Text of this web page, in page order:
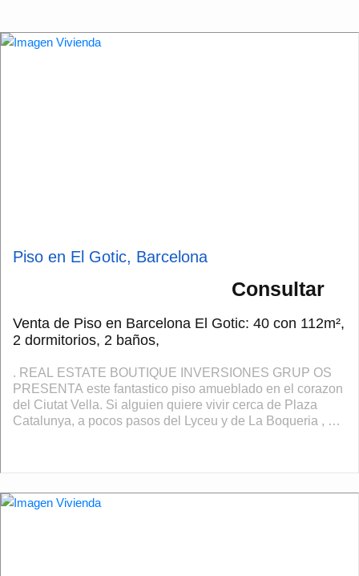
Piso en El Gotic, Barcelona
Consultar
Venta de Piso en Barcelona El Gotic: 40 con 112m²,
2 dormitorios, 2 baños,
. REAL ESTATE BOUTIQUE INVERSIONES GRUP OS
PRESENTA este fantastico piso amueblado en el corazon
del Ciutat Vella. Si alguien quiere vivir cerca de Plaza
Catalunya, a pocos pasos del Lyceu y de La Boqueria , en